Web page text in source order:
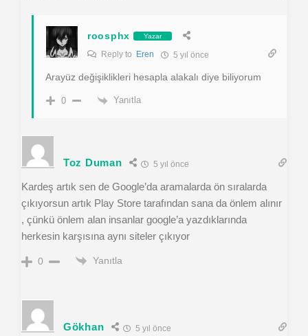
roosphx Yazar
Reply to Eren 5 yıl önce
Arayüz değişiklikleri hesapla alakalı diye biliyorum
0 Yanıtla
Toz Duman 5 yıl önce
Kardeş artık sen de Google’da aramalarda ön sıralarda
çıkıyorsun artık Play Store tarafından sana da önlem alınır
, çünkü önlem alan insanlar google’a yazdıklarında
herkesin karşısına aynı siteler çıkıyor
0 Yanıtla
Gökhan 5 yıl önce